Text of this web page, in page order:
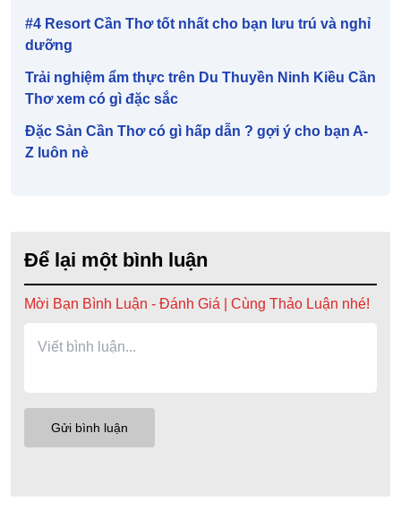
#4 Resort Cần Thơ tốt nhất cho bạn lưu trú và nghỉ
dưỡng
Trải nghiệm ẩm thực trên Du Thuyền Ninh Kiều Cần
Thơ xem có gì đặc sắc
Đặc Sản Cần Thơ có gì hấp dẫn ? gợi ý cho bạn A-
Z luôn nè
Để lại một bình luận
Mời Bạn Bình Luận - Đánh Giá | Cùng Thảo Luận nhé!